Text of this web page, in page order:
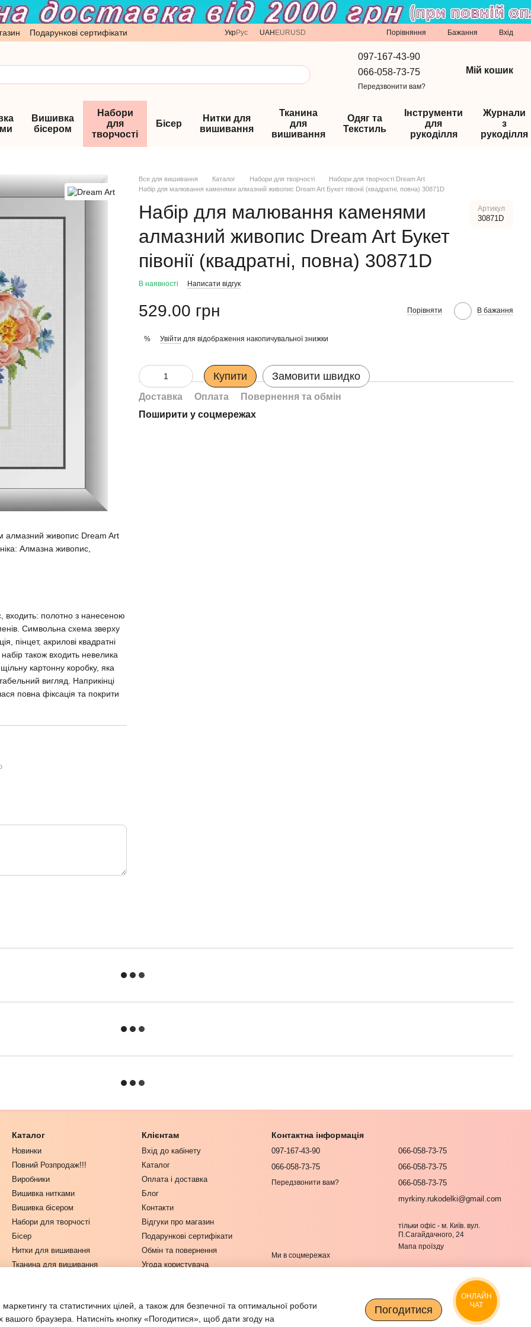
Подарункові сертифікати УкрРус UAH EURUSD Порівняння Бажання Вхід
097-167-43-90
066-058-73-75
Передзвонити вам?
Мій кошик
Вишивка
бісером
Набори
для
творчості
Бісер
Нитки для
вишивання
Тканина
для
вишивання
Одяг та
Текстиль
Інструменти
для
рукоділля
Журнали
з
рукоділля
алмазний живопис Dream Art
Алмазна живопис,
полотно з нанесеною
Символьна схема зверху
пінцет, акрилові квадратні
також входить невелика
картонну коробку, яка
вигляд. Наприкінці
повна фіксація та покрити
Все для вишивання Каталог Набори для творчості
Набори для творчості Dream Art
Набір для малювання каменями алмазний живопис Dream Art Букет півонії (квадратні, повна) 30871D
Набір для малювання каменями
алмазний живопис Dream Art Букет
півонії (квадратні, повна) 30871D
Артикул
30871D
В наявності Написати відгук
529.00 грн Порівняти В бажання
% Увійти для відображення накопичувальної знижки
Купити Замовити швидко
Доставка Оплата
Повернення та обмін
Поширити у соцмережах
Каталог
Новинки
Повний Розпродаж!!!
Виробники
Вишивка нитками
Вишивка бісером
Набори для творчості
Бісер
Нитки для вишивання
Тканина для вишивання
Журнали з рукоділля
Клієнтам
Вхід до кабінету
Каталог
Оплата і доставка
Блог
Контакти
Відгуки про магазин
Подарункові сертифікати
Обмін та повернення
Угода користувача
Контактна інформація
097-167-43-90
066-058-73-75
Передзвонити вам?
066-058-73-75
066-058-73-75
066-058-73-75
myrkiny.rukodelki@gmail.com
тільки офіс - м. Київ. вул.
П.Сагайдачного, 24
Мапа проїзду
Ми в соцмережах
та статистичних цілей, а також для безпечної та оптимальної роботи
браузера. Натисніть кнопку «Погодитися», щоб дати згоду на
Погодитися
ОНЛАЙН
ЧАТ